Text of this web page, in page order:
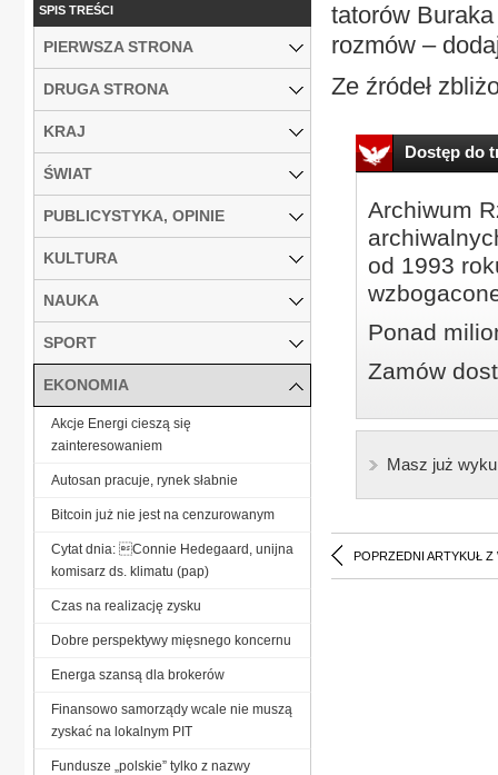
ta­to­rów
roz­mów –
Ze źró­deł
Dostęp do
Archiwum
od 1993
Ponad
Zamów
Masz już
POPRZEDNI ARTYKUŁ Z
SPIS TREŚCI
PIERWSZA STRONA
DRUGA STRONA
KRAJ
ŚWIAT
PUBLICYSTYKA, OPINIE
KULTURA
NAUKA
SPORT
EKONOMIA
Akcje Energi cieszą się
zainteresowaniem
Autosan pracuje, rynek słabnie
Bitcoin już nie jest na cenzurowanym
Cytat dnia: Connie Hedegaard, unijna
komisarz ds. klimatu (pap)
Czas na realizację zysku
Dobre perspektywy mięsnego koncernu
Energa szansą dla brokerów
Finansowo samorządy wcale nie muszą
zyskać na lokalnym PIT
Fundusze „polskie” tylko z nazwy